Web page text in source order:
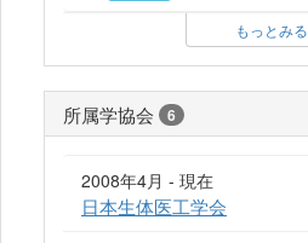
もっとみる
所属学協会 6
2008年4月 - 現在
日本生体医工学会